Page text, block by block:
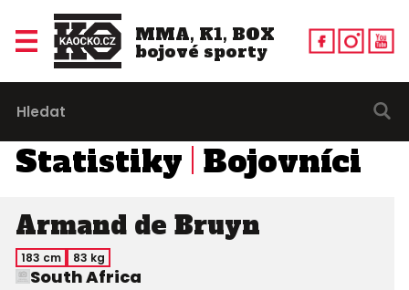
MMA, K1, BOX
bojové sporty
Statistiky Bojovníci
Armand de Bruyn
183 cm 83 kg
South Africa